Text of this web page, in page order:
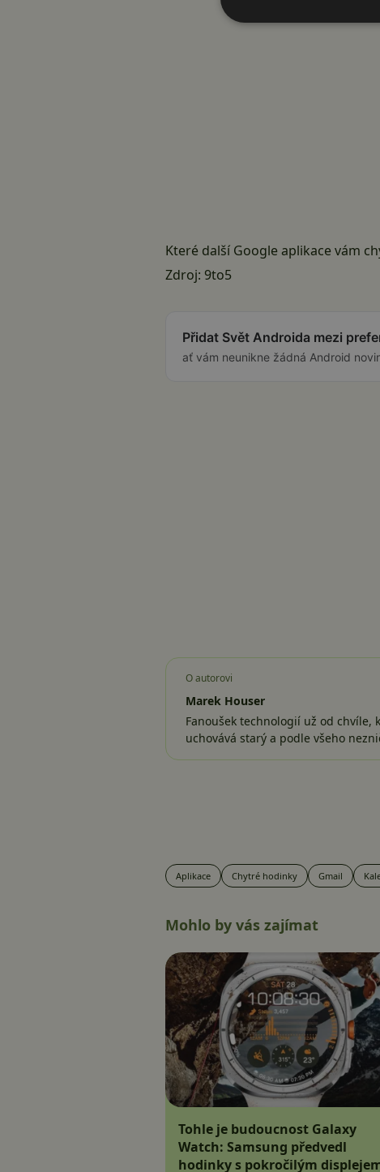
Které další Google aplikace vám
Zdroj: 9to5
Přidat Svět Androida mezi
ať vám neunikne žádná Android
O autorovi
Marek Houser
Fanoušek technologií už od chvíle,
uchovává starý a podle všeho
Aplikace Chytré hodinky Gmail
Mohlo by vás zajímat
Tohle je budoucnost Galaxy
Watch: Samsung předvedl
hodinky s pokročilým